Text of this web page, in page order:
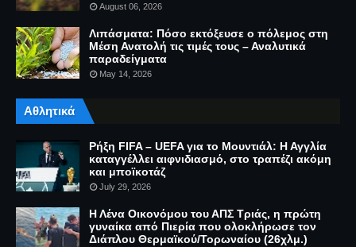
August 06, 2026
Λιπάσματα: Πόσο εκτόξευσε ο πόλεμος στη
Μέση Ανατολή τις τιμές τους – Αναλυτικά
παραδείγματα
May 14, 2026
Αθλητικά
Ρήξη FIFA – UEFA για το Μουντιάλ: Η Αγγλία
καταγγέλλει αιφνιδιασμό, στο τραπέζι ακόμη
και μποϊκοτάζ
July 29, 2026
Η Λένα Οικονόμου του ΑΠΣ Τριάς, η πρώτη
γυναίκα από Πιερία που ολοκλήρωσε τον
Διάπλου Θερμαϊκού/Τορωναίου (26χλμ.)